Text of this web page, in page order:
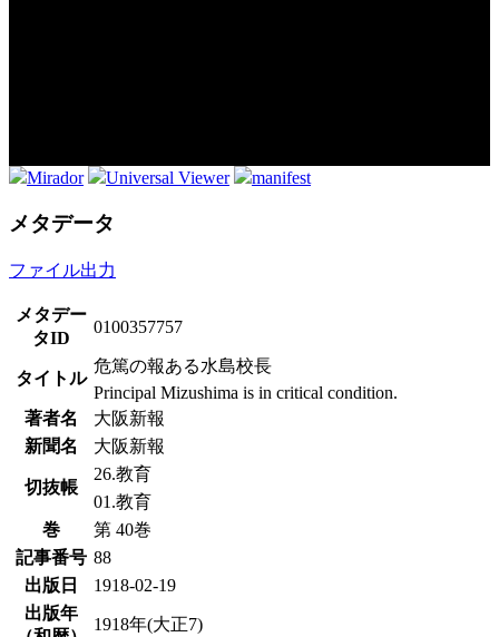
Mirador Universal Viewer manifest
メタデータ
ファイル出力
メタデー
タID
0100357757
タイトル
危篤の報ある水島校長
Principal Mizushima is in critical condition.
著者名
大阪新報
新聞名
大阪新報
切抜帳
26.教育
01.教育
巻
第 40巻
記事番号 88
出版日
1918-02-19
出版年
1918年(大正7)